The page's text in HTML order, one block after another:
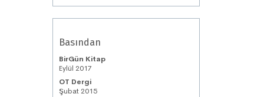
Basından
BirGün Kitap
Eylül 2017
OT Dergi
Şubat 2015